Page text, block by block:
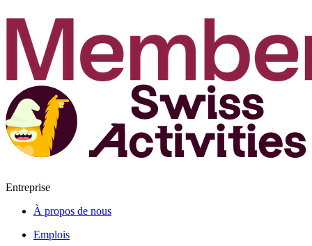
Entreprise
À propos de nous
Emplois